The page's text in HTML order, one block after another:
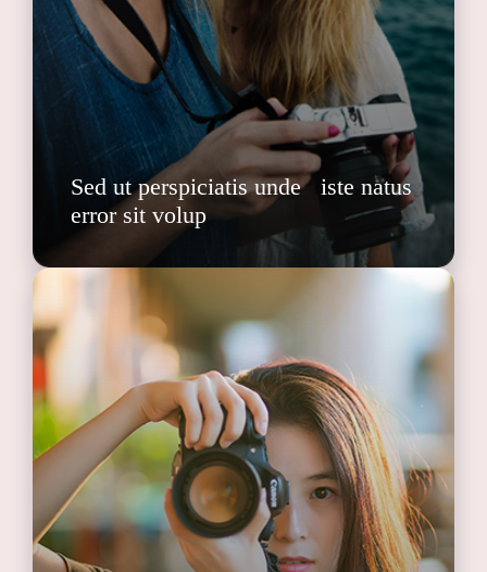
Sed ut perspiciatis unde iste natus
error sit volup